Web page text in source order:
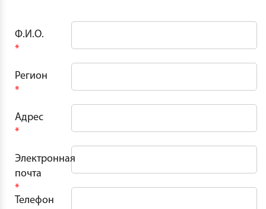
Ф.И.О.
*
Регион
*
Адрес
*
Электронная
почта
*
Телефон